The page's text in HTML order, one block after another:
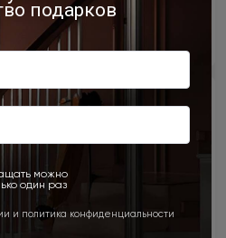
- 15% скидка
Межкомнатная дверь
/ Милано Нео Классик